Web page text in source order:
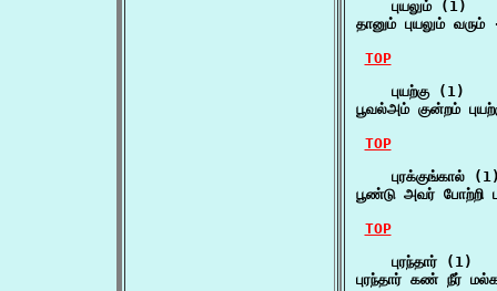
    புயலும் (1)
தானும் புயலும்
TOP
    புயற்கு (1)
பூவல்அம் குன்றம்
TOP
புரக்குங்கால்
பூண்டு அவர் போற்றி
TOP
    புரந்தார் (1)
புரந்தார் கண் நீர்